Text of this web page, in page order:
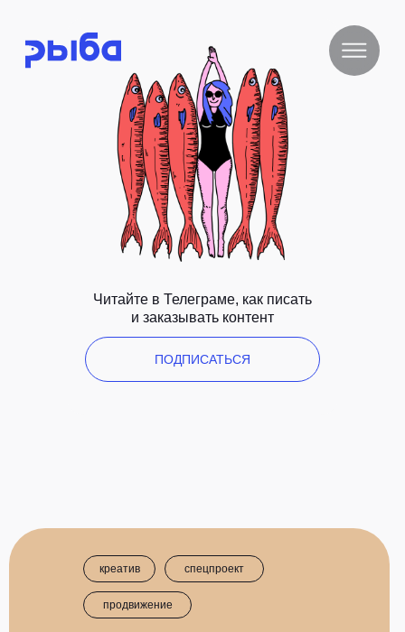
Читайте в Телеграме, как писать
и заказывать контент
ПОДПИСАТЬСЯ
креатив спецпроект
продвижение